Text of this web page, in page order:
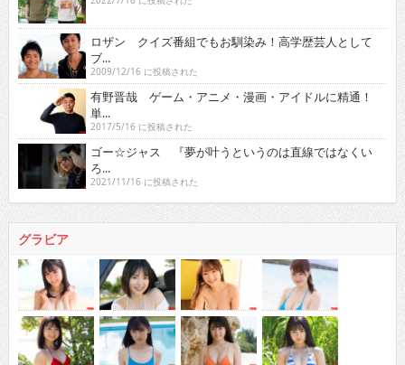
ロザン クイズ番組でもお馴染み！高学歴芸人として
ブ...
2009/12/16 に投稿された
有野晋哉 ゲーム・アニメ・漫画・アイドルに精通！
単...
2017/5/16 に投稿された
ゴー☆ジャス 『夢が叶うというのは直線ではなくい
ろ...
2021/11/16 に投稿された
グラビア